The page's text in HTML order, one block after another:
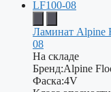
Ламинат Alpine
08
На складе
Бренд:Alpine
Фаска:4V